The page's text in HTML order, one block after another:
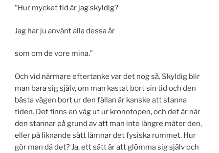
”Hur mycket tid är jag skyldig?
Jag har ju använt alla dessa år
som om de vore mina.”
Och vid närmare eftertanke var det nog så. Skyldig blir
man bara sig själv, om man kastat bort sin tid och den
bästa vägen bort ur den fällan är kanske att stanna
tiden. Det finns en väg ut ur kronotopen, och det är när
den stannar på grund av att man inte längre mäter den,
eller på liknande sätt lämnar det fysiska rummet. Hur
gör man då det? Ja, ett sätt är att glömma sig själv och